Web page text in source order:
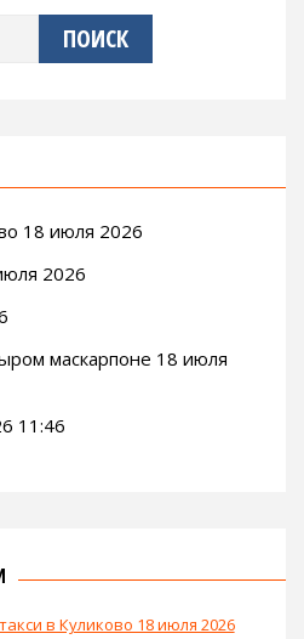
18 июля 2026
2026
маскарпоне 18 июля
11:46
в Куликово 18 июля 2026